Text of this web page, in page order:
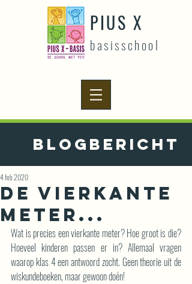
PIUS X
basisschool
Blogbericht
De vierkante
meter...
4 feb 2020
Wat is precies een vierkante meter? Hoe groot is die?
Hoeveel kinderen passen er in? Allemaal vragen
waarop klas 4 een antwoord zocht. Geen theorie uit de
wiskundeboeken, maar gewoon doén!